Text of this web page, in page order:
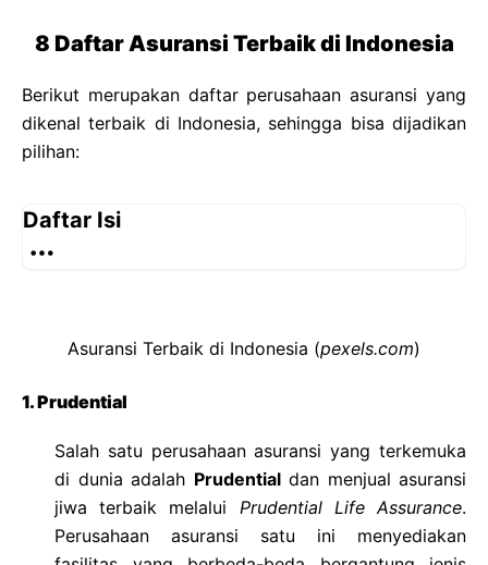
8 Daftar Asuransi Terbaik di Indonesia
Berikut merupakan daftar perusahaan asuransi yang
dikenal terbaik di Indonesia, sehingga bisa dijadikan
pilihan:
Daftar Isi
Asuransi Terbaik di Indonesia (pexels.com)
1. Prudential
Salah satu perusahaan asuransi yang terkemuka
di dunia adalah Prudentialdan menjual asuransi
jiwa terbaik melalui Prudential Life Assurance.
Perusahaan asuransi satu ini menyediakan